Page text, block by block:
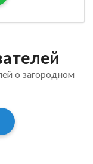
о загородном